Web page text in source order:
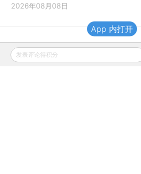
2026年08月08日
财新移动
发表评论得积分
App 内打开